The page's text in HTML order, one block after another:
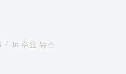
In 주요 뉴스